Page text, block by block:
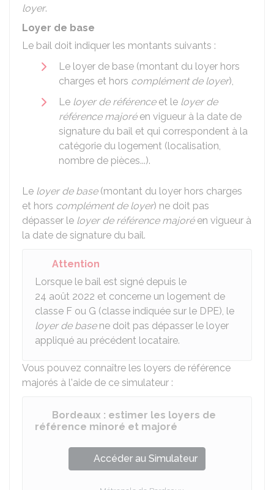
loyer.
Loyer de base
Le bail doit indiquer les montants suivants :
Le loyer de base (montant du loyer hors
charges et hors complément de loyer),
Le loyer de référenceet le loyer de
référence majoréen vigueur à la date de
signature du bail et qui correspondent à la
catégorie du logement (localisation,
nombre de pièces...).
Le loyer de base(montant du loyer hors charges
et hors complément de loyer) ne doit pas
dépasser le loyer de référence majoréen vigueur à
la date de signature du bail.
Attention
Lorsque le bail est signé depuis le
24 août 2022 et concerne un logement de
classe F ou G (classe indiquée sur le DPE), le
loyer de basene doit pas dépasser le loyer
appliqué au précédent locataire.
Vous pouvez connaître les loyers de référence
majorés à l'aide de ce simulateur :
Bordeaux : estimer les loyers de
référence minoré et majoré
Accéder au Simulateur